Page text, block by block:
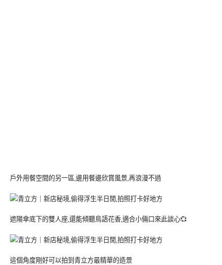
戶外用餐空間的另一區,邊用餐邊欣賞風景,再浪漫不過
遮陽傘底下的雙人座,還能傾聽鳥語花香,適合小倆口來此談心💞
這個角度剛好可以拍到青立方最精華的造景